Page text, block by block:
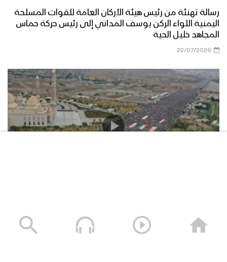
رسالة تهنئة من رئيس هيئة الأركان العامة للقوات المسلحة
اليمنية اللواء الركن يوسف المداني إلى رئيس حركة حماس
المجاهد خليل الحية
22/07/2026
يوليو 2026م